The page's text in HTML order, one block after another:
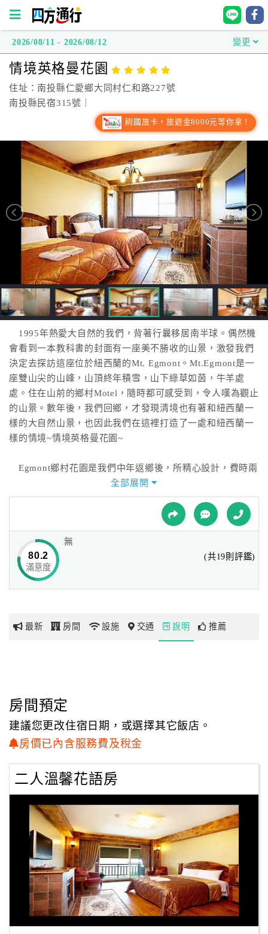
方
通
行
房
接
跟
飯
店
訂
房
HOT
特
色
民
宿
球
網
玩
地
圖
顧
務
訂
2026/08/11 - 2026/08/12 變更
情境英格曼花園
住址：南投縣仁愛鄉大同村仁和路227號
南投縣民宿315號｜
刷國旅卡，旅遊金8000元等你拿！
1995年熱愛大自然的我們，背著行曩移居南半球。偶然機
會看到一本教科書的封面有一座美不勝收的山景，激發我們
決定去探訪這座位於紐西蘭的Mt. Egmont。Mt.Egmont是一
座雙山尖的山峰，山頂終年積雪，山下綠草如茵，牛羊處
處。住在山前的鄉村Motel，隨時都可感受到，令人嘆為觀止
的山景。數年後，我們回鄉，才發現清境也有著和紐西蘭一
樣的大自然山景，也因此我們在這裡打造了一處和紐西蘭一
樣的情境~情境英格曼花園~
Egmont鄉村花園是我們中年返鄉後，所精心設計，費時兩
年半打造完成的私人渡假空間，也邀請熱愛大自然的您，用
沉澱的心情和我們一起看窗外的世界。
Find us．See us．Feel us．then you will love us .
在【情境英格曼】中醒來，推開窗門就看到合歡山群峰在
眼前蜿蜒而過，悠閒地漫步其中，棲息在高山的鳶鷲在空中
翱翔，羊群在山間悠然的吃草，大自然的生態盡收眼底，四
能對「紐西蘭」產生濃厚的興趣，不自覺的體驗到「紐西蘭
異國悠遊」的樂趣。
香飄散在空氣中，坐在雅緻的休閒椅上，和家人朋友一同欣
賞著清境農場的美麗星空，皎潔的明月閃爍的星斗，再喝上
一杯英格曼主人為您準備的花茶，您是否已沉醉於異國情調
之中；沒有打擾和喧嚷，來到英格曼花園如此愜意的假期生
活就要展開囉^^情境英格曼花園春節期間(明年1/30-2/4)不接網
路訂房，請直接與飯店預定，造成不便敬請見諒！
全部展開
80.2
滿意度
無
(共19則評鑑)
最新 房間 設施 交通 說明 推薦
房間預定
建議您更改住宿日期，或選擇其它飯店。
房價已內含服務費及稅金
二人溫馨花語房